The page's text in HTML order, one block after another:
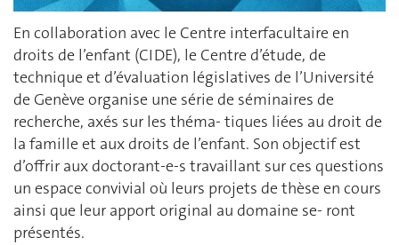
En collaboration avec le Centre interfacultaire en
droits de l’enfant (CIDE), le Centre d’étude, de
technique et d’évaluation législatives de l’Université
de Genève organise une série de séminaires de
recherche, axés sur les théma- tiques liées au droit de
la famille et aux droits de l’enfant. Son objectif est
d’offrir aux doctorant-e-s travaillant sur ces questions
un espace convivial où leurs projets de thèse en cours
ainsi que leur apport original au domaine se- ront
présentés.